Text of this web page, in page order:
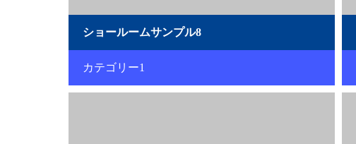
ショールームサンプル8
カテゴリー1